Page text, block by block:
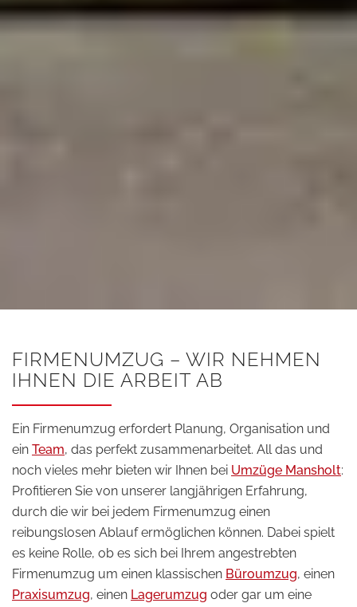
FIRMENUMZUG – WIR NEHMEN
IHNEN DIE ARBEIT AB
Ein Firmenumzug erfordert Planung, Organisation und
ein Team, das perfekt zusammenarbeitet. All das und
noch vieles mehr bieten wir Ihnen bei Umzüge Mansholt:
Profitieren Sie von unserer langjährigen Erfahrung,
durch die wir bei jedem Firmenumzug einen
reibungslosen Ablauf ermöglichen können. Dabei spielt
es keine Rolle, ob es sich bei Ihrem angestrebten
Firmenumzug um einen klassischen Büroumzug, einen
Praxisumzug, einen Lagerumzug oder gar um eine